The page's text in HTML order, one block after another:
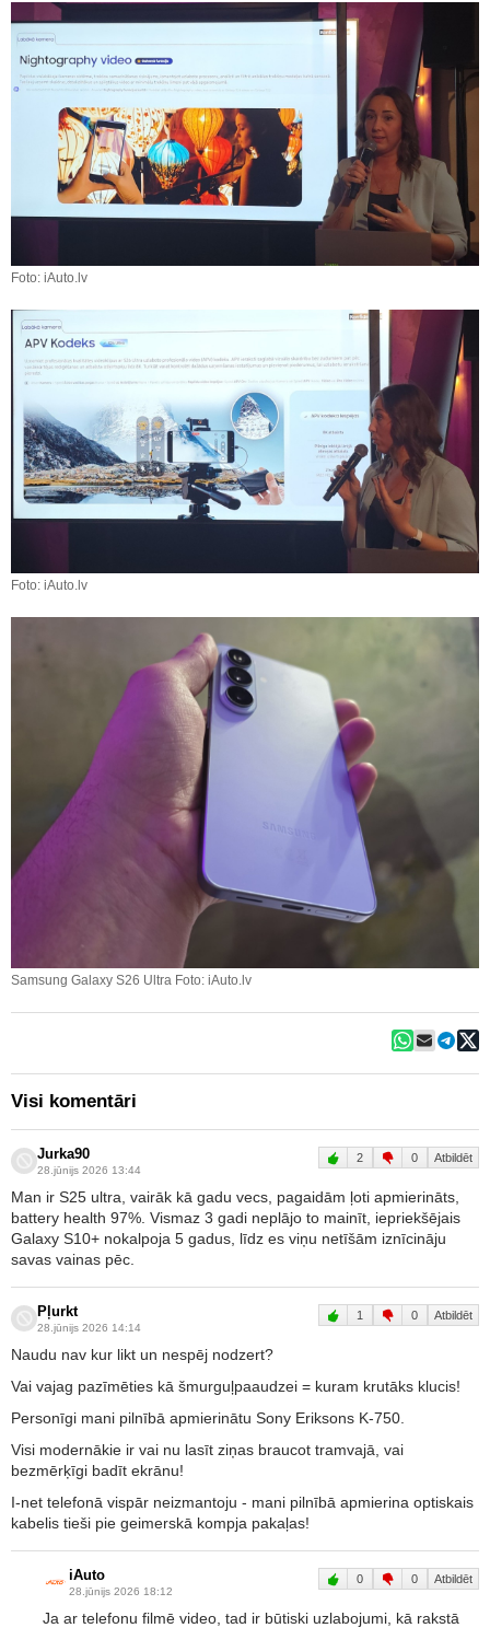
Foto: iAuto.lv
Foto: iAuto.lv
Samsung Galaxy S26 Ultra Foto: iAuto.lv
Visi komentāri
Jurka90
28.jūnijs 2026 13:44
2 0 Atbildēt
Man ir S25 ultra, vairāk kā gadu vecs, pagaidām ļoti apmierināts,
battery health 97%. Vismaz 3 gadi neplājo to mainīt, iepriekšējais
Galaxy S10+ nokalpoja 5 gadus, līdz es viņu netīšām iznīcināju
savas vainas pēc.
Pļurkt
28.jūnijs 2026 14:14
1 0 Atbildēt
Naudu nav kur likt un nespēj nodzert?
Vai vajag pazīmēties kā šmurguļpaaudzei = kuram krutāks klucis!
Personīgi mani pilnībā apmierinātu Sony Eriksons K-750.
Visi modernākie ir vai nu lasīt ziņas braucot tramvajā, vai
bezmērķīgi badīt ekrānu!
I-net telefonā vispār neizmantoju - mani pilnībā apmierina optiskais
kabelis tieši pie geimerskā kompja pakaļas!
iAuto
28.jūnijs 2026 18:12
0 0 Atbildēt
Ja ar telefonu filmē video, tad ir būtiski uzlabojumi, kā rakstā